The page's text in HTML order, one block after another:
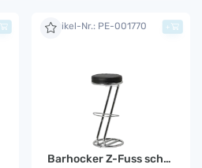
Artikel-Nr.: PE-001770
Barhocker Z-Fuss schwarz
+